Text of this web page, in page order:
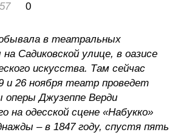
0
в театральных
Садиковской улице, в оазисе
искусства. Там сейчас
и 26 ноября театр проведет
оперы Джузеппе Верди
на одесской сцене «Набукко»
– в 1847 году, спустя пять